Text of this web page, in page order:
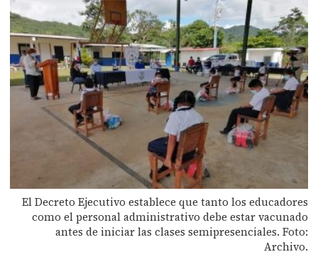
El Decreto Ejecutivo establece que tanto los educadores
como el personal administrativo debe estar vacunado
antes de iniciar las clases semipresenciales. Foto:
Archivo.